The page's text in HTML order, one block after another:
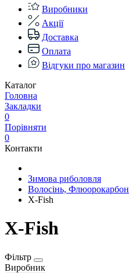
Виробники
Акції
Доставка
Оплата
Відгуки про магазин
Каталог
Головна
Закладки
0
Порівняти
0
Контакти
Зимова риболовля
Волосінь, Флюорокарбон
X-Fish
X-Fish
Фільтр
Виробник